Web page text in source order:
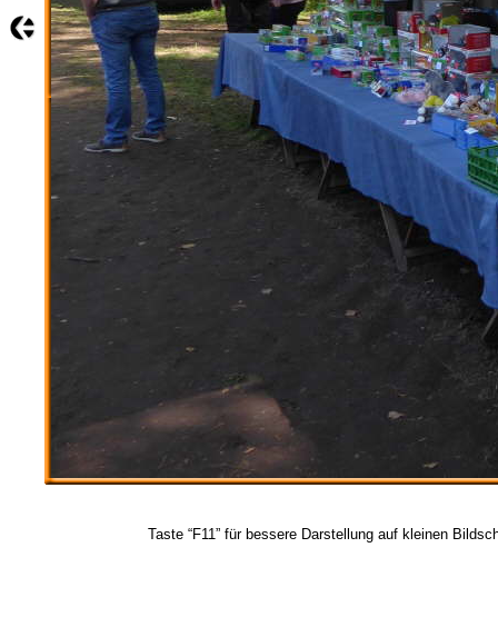
Taste “F11” für bessere Darstellung auf kleinen